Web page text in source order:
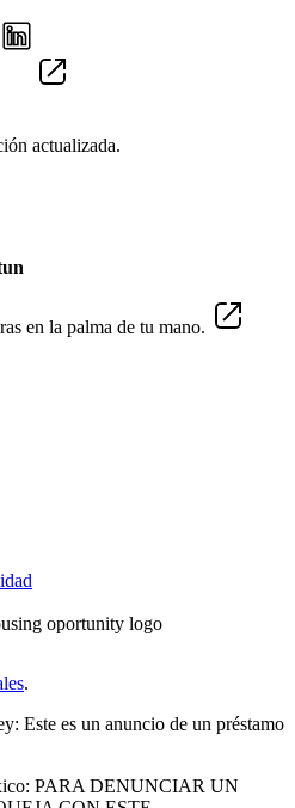
actualizada.
en la palma de tu mano.
.
Este es un anuncio de un préstamo
PARA DENUNCIAR UN